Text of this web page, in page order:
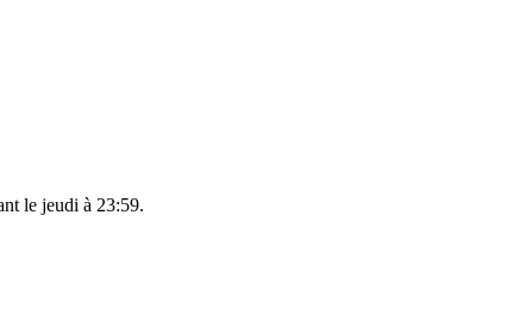
le jeudi à 23:59.